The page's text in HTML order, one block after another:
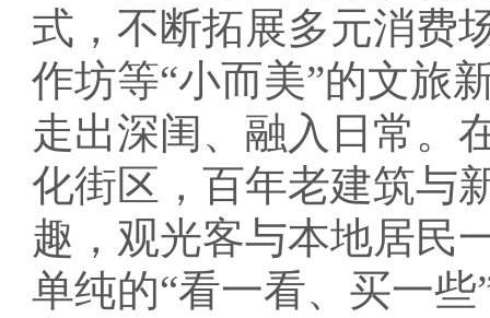
式，不断拓展多元消费
作坊等“小而美”的文旅
走出深闺、融入日常。
化街区，百年老建筑与
趣，观光客与本地居民
单纯的“看一看、买一